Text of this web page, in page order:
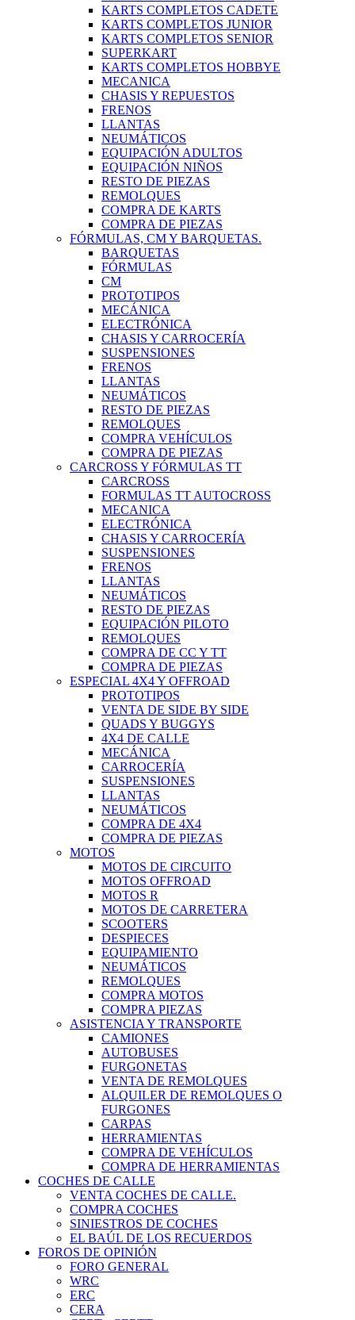
KARTS COMPLETOS CADETE
KARTS COMPLETOS JUNIOR
KARTS COMPLETOS SENIOR
SUPERKART
KARTS COMPLETOS HOBBYE
MECANICA
CHASIS Y REPUESTOS
FRENOS
LLANTAS
NEUMÁTICOS
EQUIPACIÓN ADULTOS
EQUIPACIÓN NIÑOS
RESTO DE PIEZAS
REMOLQUES
COMPRA DE KARTS
COMPRA DE PIEZAS
FÓRMULAS, CM Y BARQUETAS.
BARQUETAS
FÓRMULAS
CM
PROTOTIPOS
MECÁNICA
ELECTRÓNICA
CHASIS Y CARROCERÍA
SUSPENSIONES
FRENOS
LLANTAS
NEUMÁTICOS
RESTO DE PIEZAS
REMOLQUES
COMPRA VEHÍCULOS
COMPRA DE PIEZAS
CARCROSS Y FÓRMULAS TT
CARCROSS
FORMULAS TT AUTOCROSS
MECANICA
ELECTRÓNICA
CHASIS Y CARROCERÍA
SUSPENSIONES
FRENOS
LLANTAS
NEUMÁTICOS
RESTO DE PIEZAS
EQUIPACIÓN PILOTO
REMOLQUES
COMPRA DE CC Y TT
COMPRA DE PIEZAS
ESPECIAL 4X4 Y OFFROAD
PROTOTIPOS
VENTA DE SIDE BY SIDE
QUADS Y BUGGYS
4X4 DE CALLE
MECÁNICA
CARROCERÍA
SUSPENSIONES
LLANTAS
NEUMÁTICOS
COMPRA DE 4X4
COMPRA DE PIEZAS
MOTOS
MOTOS DE CIRCUITO
MOTOS OFFROAD
MOTOS R
MOTOS DE CARRETERA
SCOOTERS
DESPIECES
EQUIPAMIENTO
NEUMÁTICOS
REMOLQUES
COMPRA MOTOS
COMPRA PIEZAS
ASISTENCIA Y TRANSPORTE
CAMIONES
AUTOBUSES
FURGONETAS
VENTA DE REMOLQUES
ALQUILER DE REMOLQUES O
FURGONES
CARPAS
HERRAMIENTAS
COMPRA DE VEHÍCULOS
COMPRA DE HERRAMIENTAS
COCHES DE CALLE
VENTA COCHES DE CALLE.
COMPRA COCHES
SINIESTROS DE COCHES
EL BAÚL DE LOS RECUERDOS
FOROS DE OPINIÓN
FORO GENERAL
WRC
ERC
CERA